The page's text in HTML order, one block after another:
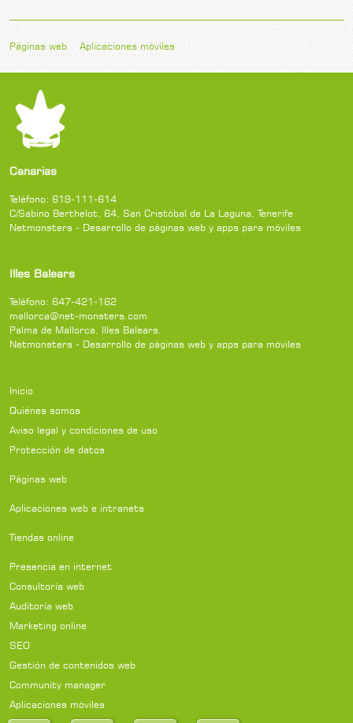
Páginas web Aplicaciones móviles
Canarias
Teléfono: 619-111-614
C/Sabino Berthelot, 64 San Cristóbal de La Laguna ,Tenerife
Netmonsters - Desarrollo de páginas web y apps para móviles
Illes Balears
Teléfono: 647-421-162
mallorca@net-monsters.com
Palma de Mallorca
Illes Balears
Netmonsters - Desarrollo de páginas web y apps para móviles
Inicio
Quiénes somos
Aviso legal y condiciones de uso
Protección de datos
Páginas web
Aplicaciones web e intranets
Tiendas online
Presencia en internet
Consultoría web
Auditoría web
Marketing online
SEO
Gestión de contenidos web
Community manager
Aplicaciones móviles